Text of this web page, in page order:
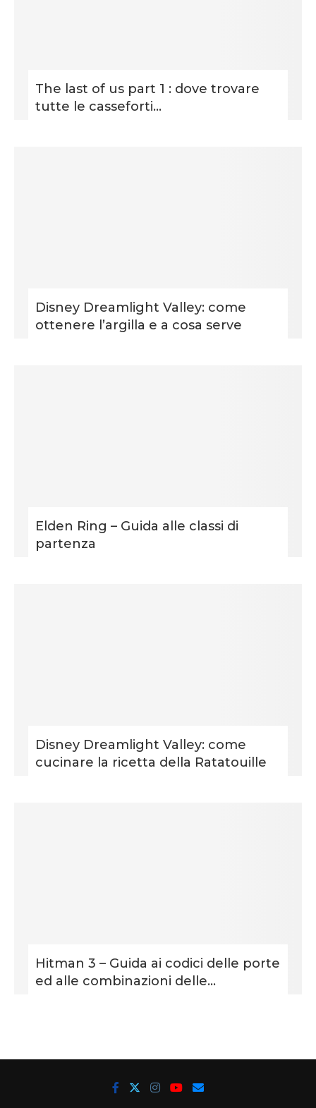
The last of us part 1 : dove trovare
tutte le casseforti...
Disney Dreamlight Valley: come
ottenere l’argilla e a cosa serve
Elden Ring – Guida alle classi di
partenza
Disney Dreamlight Valley: come
cucinare la ricetta della Ratatouille
Hitman 3 – Guida ai codici delle porte
ed alle combinazioni delle...